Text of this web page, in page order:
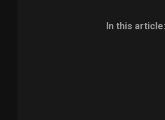
In this article: